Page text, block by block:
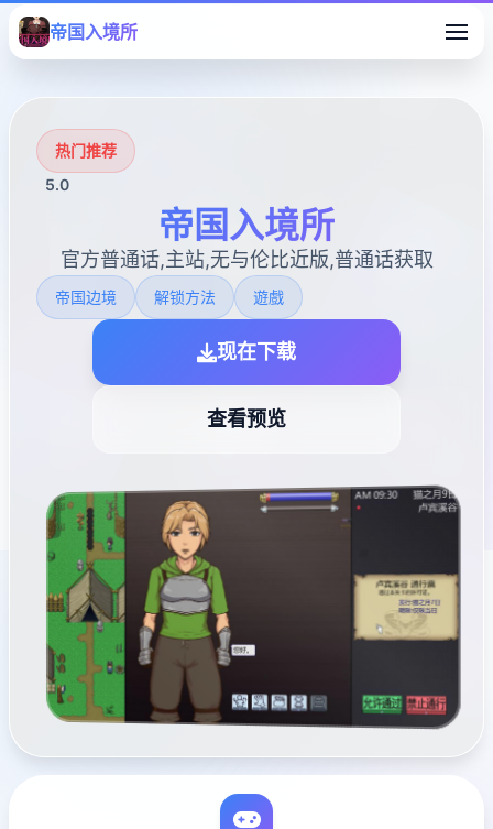
帝国入境所
热门推荐
5.0
帝国入境所
官方普通话,主站,无与伦比近版,普通话获取
帝国边境 解锁方法 遊戲
现在下载
查看预览